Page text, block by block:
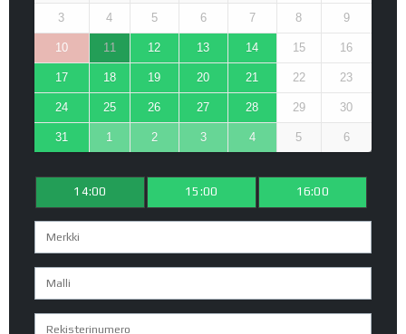
3 4 5 6 7 8 9
10 11 12 13 14 15 16
17 18 19 20 21 22 23
24 25 26 27 28 29 30
31 1 2 3 4 5 6
14:00 15:00 16:00